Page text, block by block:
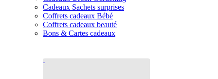
Cadeaux Sachets surprises
Coffrets cadeaux Bébé
Coffrets cadeaux beauté
Bons & Cartes cadeaux